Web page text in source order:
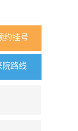
约挂号
院路线